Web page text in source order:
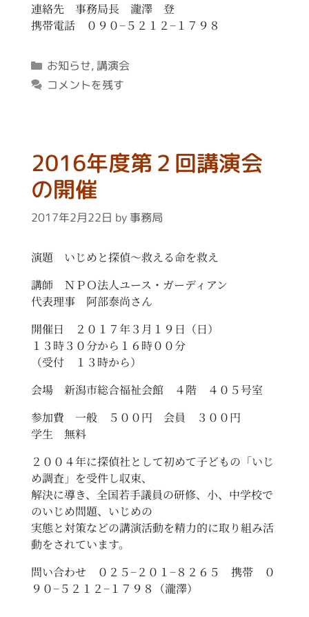
連絡先 事務局長 瀧澤 登
携帯電話 ０９０−５２１２−１７９８
カ
テ
お知らせ,講演会
コメントを残す
2016年度第２回講演会
の開催
2017年2月22日 by 事務局
演題 いじめと探偵～救える命を救え
講師 ＮＰＯ法人ユース・ガーディアン
代表理事 阿部泰尚さん
開催日 ２０１７年３月１９日（日）
１３時３０分から１６時００分
（受付 １３時から）
会場 新潟市総合福祉会館 ４階 ４０５号室
参加費 一般 ５００円 会員 ３００円
学生 無料
２００４年に探偵社として初めて子どもの「いじ
め調査」を受件し収束、
解決に導き、全国若手議員の研修、小、中学校で
のいじめ問題、いじめの
実態と対策などの講演活動を精力的に取り組み活
動をされています。
問い合わせ ０２５−２０１−８２６５ 携帯 ０
９０−５２１２−１７９８（瀧澤）